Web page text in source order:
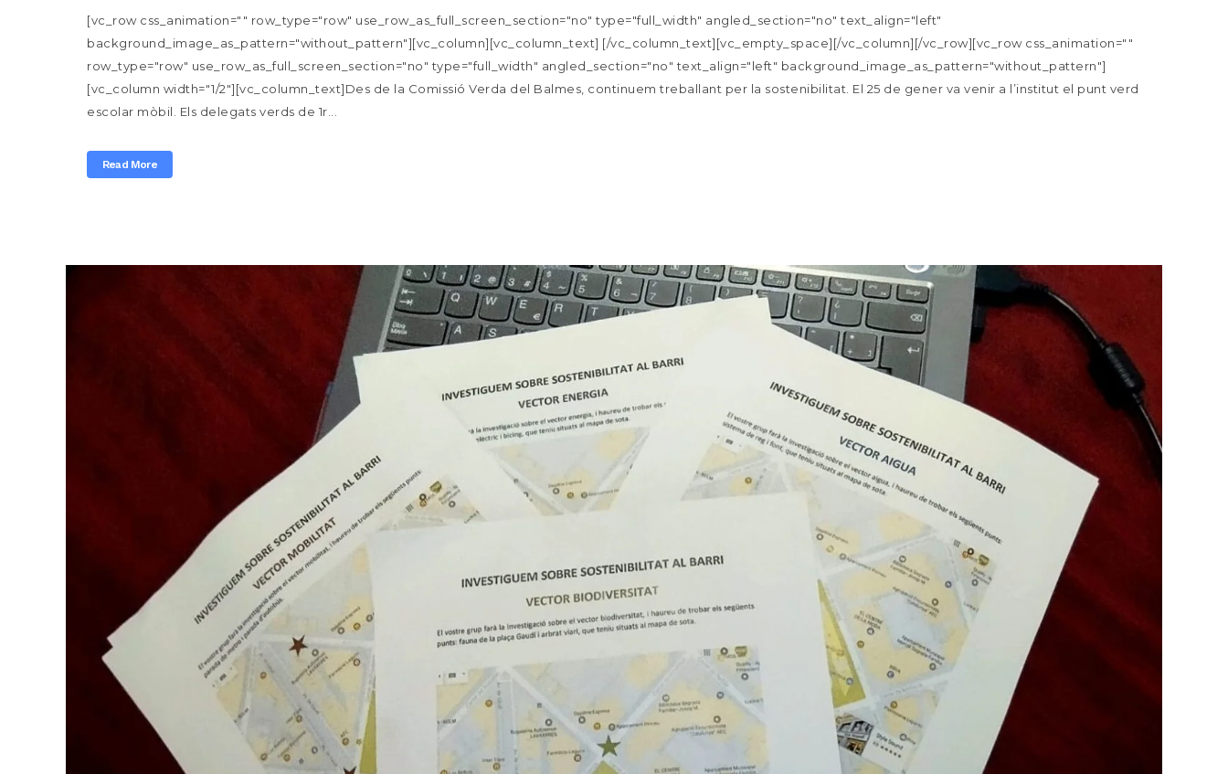
[vc_row css_animation="" row_type="row" use_row_as_full_screen_section="no" type="full_width" angled_section="no" text_align="left"
background_image_as_pattern="without_pattern"][vc_column][vc_column_text] [/vc_column_text][vc_empty_space][/vc_column][/vc_row][vc_row css_animation=""
row_type="row" use_row_as_full_screen_section="no" type="full_width" angled_section="no" text_align="left" background_image_as_pattern="without_pattern"]
[vc_column width="1/2"][vc_column_text]Des de la Comissió Verda del Balmes, continuem treballant per la sostenibilitat. El 25 de gener va venir a l’institut el punt verd
escolar mòbil. Els delegats verds de 1r...
Read More